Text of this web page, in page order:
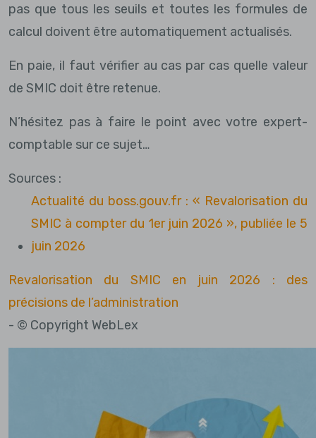
pas que tous les seuils et toutes les formules de
calcul doivent être automatiquement actualisés.
En paie, il faut vérifier au cas par cas quelle valeur
de SMIC doit être retenue.
N’hésitez pas à faire le point avec votre expert-
comptable sur ce sujet…
Sources :
Actualité du boss.gouv.fr : « Revalorisation du
SMIC à compter du 1er juin 2026 », publiée le 5
juin 2026
Revalorisation du SMIC en juin 2026 : des
précisions de l’administration
- © Copyright WebLex